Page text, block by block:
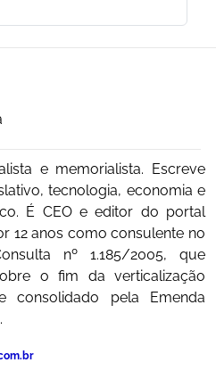
e memorialista. Escreve
tecnologia, economia e
É CEO e editor do portal
12 anos como consulente no
nº 1.185/2005, que
o fim da verticalização
consolidado pela Emenda